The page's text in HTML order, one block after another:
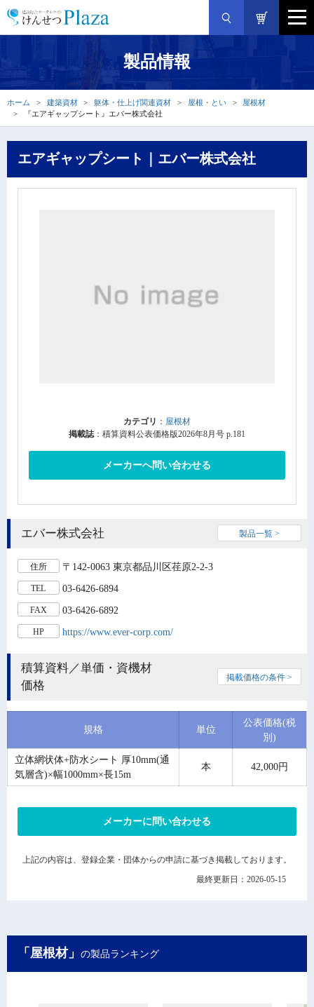
製品情報
ホーム 建築資材 躯体・仕上げ関連資材 屋根・とい
屋根材
『エアギャップシート』エバー株式会社
エアギャップシート｜エバー株式会社
カテゴリ ： 屋根材
掲載誌 ：積算資料公表価格版2026年8月号 p.181
メーカーへ問い合わせる
エバー株式会社 製品一覧 >
住所 〒142-0063 東京都品川区荏原2-2-3
TEL 03-6426-6894
FAX 03-6426-6892
HP https://www.ever-corp.com/
積算資料／単価・資機材
価格
掲載価格の条件 >
規格 単位
公表価格(税
別)
立体網状体+防水シート 厚10mm(通
気層含)×幅1000mm×長15m
本 42,000円
メーカーに問い合わせる
上記の内容は、登録企業・団体からの申請に基づき掲載しております。
最終更新日：2026-05-15
「屋根材」 の製品ランキング